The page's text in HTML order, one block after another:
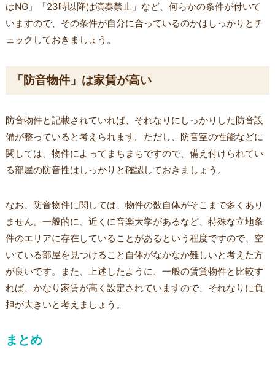
はNG」「23時以降は演奏禁止」など、何らかの条件が付いて
いますので、その条件が自分に合っているのかはしっかりとチ
ェックしておきましょう。
「防音物件」は家賃が高い
防音物件と記載されていれば、それなりにしっかりした防音設
備が整っていると考えられます。ただし、防音室の性能などに
関しては、物件によってまちまちですので、備え付けられてい
る部屋の防音性はしっかりと確認しておきましょう。
なお、防音物件に関しては、物件の数自体がそこまで多くあり
ません。一般的に、近くに音楽大学があるなど、特殊な立地条
件のエリアに存在していることがあるという程度ですので、空
いている部屋を見つけること自体がなかなか難しいと考えた方
が良いです。また、上述したように、一般の賃貸物件と比較す
れば、かなり家賃が高く設定されていますので、それなりに負
担が大きいと考えましょう。
まとめ